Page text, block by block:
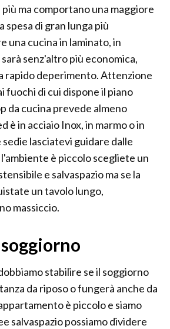
ma comportano una maggiore
spesa di gran lunga più
una cucina in laminato, in
senz'altro più economica,
rapido deperimento. Attenzione
fuochi di cui dispone il piano
da cucina prevede almeno
è in acciaio Inox, in marmo o in
lasciatevi guidare dalle
è piccolo scegliete un
e salvaspazio ma se la
un tavolo lungo,
massiccio.
stabilire se il soggiorno
da riposo o fungerà anche da
è piccolo e siamo
salvaspazio possiamo dividere